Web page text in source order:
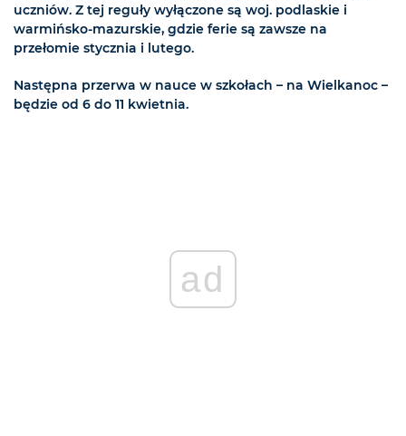
uczniów. Z tej reguły wyłączone są woj. podlaskie i
warmińsko-mazurskie, gdzie ferie są zawsze na
przełomie stycznia i lutego.
Następna przerwa w nauce w szkołach – na Wielkanoc –
będzie od 6 do 11 kwietnia.
ad